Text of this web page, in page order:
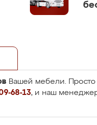
Вашей мебели.
68-13, и наш